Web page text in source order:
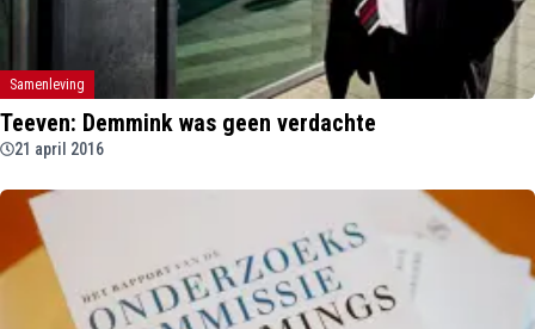
Samenleving
Teeven: Demmink was geen verdachte
21 april 2016